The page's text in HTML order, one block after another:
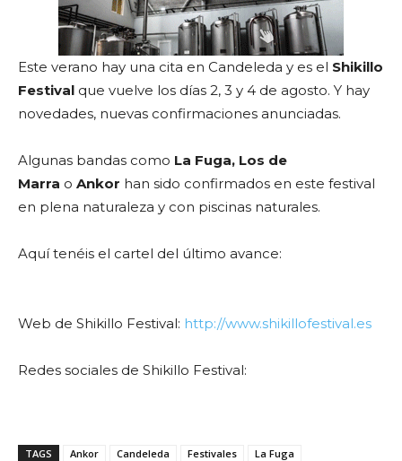
Este verano hay una cita en Candeleda y es el Shikillo
Festival que vuelve los días 2, 3 y 4 de agosto. Y hay
novedades, nuevas confirmaciones anunciadas.
Algunas bandas como La Fuga, Los de
Marra o Ankor han sido confirmados en este festival
en plena naturaleza y con piscinas naturales.
Aquí tenéis el cartel del último avance:
Web de Shikillo Festival: http://www.shikillofestival.es
Redes sociales de Shikillo Festival:
TAGS Ankor Candeleda Festivales
La Fuga